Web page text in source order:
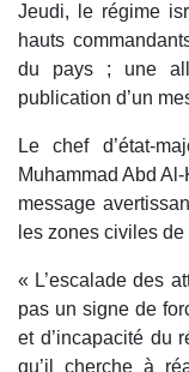
Jeudi, le régime
hauts
du pays ; une
publication d’un
Le chef d’état-
Muhammad Abd
message
les zones civiles
« L’escalade des
pas un signe de
et d’incapacité du
qu’il cherche à